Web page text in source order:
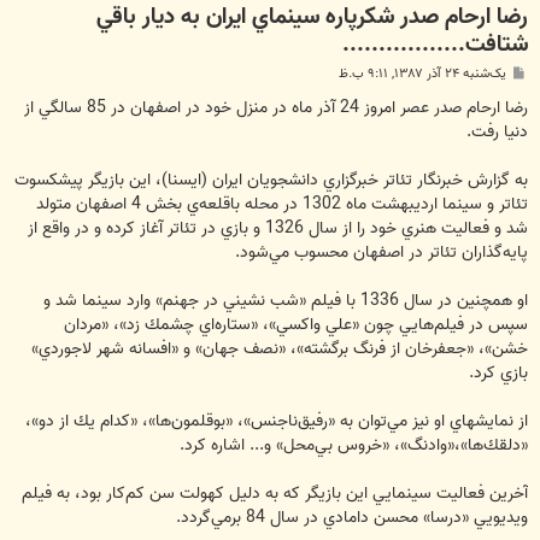
رضا ارحام صدر شکرپاره سينماي ايران به ديار باقي
شتافت.................
ت
یک‌شنبه ۲۴ آذر ۱۳۸۷, ۹:۱۱ ب.ظ
رضا ارحام صدر عصر امروز 24 آذر ماه در منزل خود در اصفهان در 85 سالگي از
دنيا رفت.
به گزارش خبرنگار تئاتر خبرگزاري دانشجويان ايران (ايسنا)، اين بازيگر پيشكسوت
تئاتر و سينما ارديبهشت ماه ‌1302 در محله باقلعه‌ي بخش ‌4 اصفهان متولد
شد و فعاليت هنري خود را از سال ‌1326 و بازي در تئاتر آغاز كرده و در واقع از
پايه‌گذاران تئاتر در اصفهان محسوب مي‌شود.
او همچنين در سال ‌1336 با فيلم «شب نشيني در جهنم» وارد سينما شد و
سپس در فيلم‌هايي چون «علي واكسي»، «ستاره‌اي چشمك زد»، «مردان
خشن»، «جعفرخان از فرنگ برگشته»، «نصف جهان» و «افسانه شهر لاجوردي»
بازي كرد.
از نمايشهاي او نيز مي‌توان به «رفيق‌ناجنس»، «بوقلمون‌ها»، «كدام يك از دو»،
«دلقك‌ها»،«وادنگ»، «خروس بي‌محل» و... اشاره كرد.
آخرين فعاليت سينمايي اين بازيگر كه به دليل كهولت سن كم‌كار بود، به فيلم
ويديويي «درسا» محسن دامادي در سال 84 برمي‌گردد.